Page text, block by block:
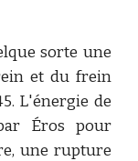
sorte une
et du frein
L'énergie de
Éros pour
une rupture